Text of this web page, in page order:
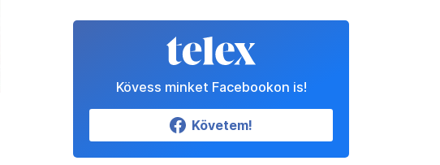
Kövess minket Facebookon is!
Követem!